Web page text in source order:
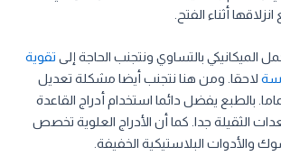
أثناء الفتح.
الميكانيكي بالتساوي ونتجنب الحاجة إلى تقوية
لاحقا. ومن هنا نتجنب أيضا مشكلة تعديل
بالطبع يفضل دائما استخدام أدراج القاعدة
الثقيلة جدا. كما أن الأدراج العلوية تخصص
والأدوات البلاستيكية الخفيفة.